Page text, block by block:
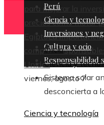
para mejorar la
precios como motor
EgiptoLa
compras
Unidos
viernes, agosto 7
Perú
Ciencia y
Inversiones y
Cultura y ocio
Responsabilidad
Inicio
Ciencia y
Sistema solar
desconcierta a
Ciencia y tecnología